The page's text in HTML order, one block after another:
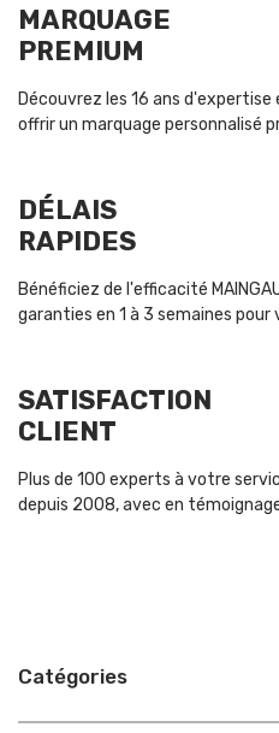
MARQUAGE
PREMIUM
Découvrez les 16 ans
offrir un marquage personnalisé
DÉLAIS
RAPIDES
Bénéficiez de l'efficacité
garanties en 1 à 3 semaines pour
SATISFACTION
CLIENT
Plus de 100 experts à votre
depuis 2008, avec en
Catégories